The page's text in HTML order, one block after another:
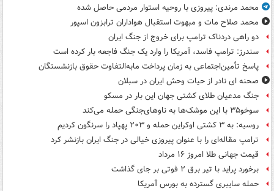
محمد مرندی: پیروزی با روحیه استوار مردمی حاصل شده
محمد صلاح مات و مبهوت استقبال هواداران ترابزون اسپور
دو راهی دردناک ترامپ برای خروج از جنگ ایران
سندرز: ترامپ فاسد، آمریکا را وارد یک جنگ فاجعه بار کرده است
پاسخ تأمین‌اجتماعی به زمان پرداخت مابه‌التفاوت حقوق بازنشستگان
صحنه ای نادر از حیات وحش ایران در سبلان
جنگ مدعیان طلای کشتی جهان این بار در مسکو
سوخو۳۵ با این موشک‌ها به ناوهای‌جنگی حمله می‌کند
روسیه: به ۳ کشتی اوکراین حمله و ۲۰۳ پهپاد را سرنگون کردیم
ترامپ مقاله‌ای را با عنوان پیروزی خیالی در جنگ ایران بازنشر کرد
قیمت جهانی طلا امروز ۱۶ مرداد
برخورد پراید با تیر برق ۲ فوتی بر جای گذاشت
حمله سایبری گسترده به بورس آمریکا